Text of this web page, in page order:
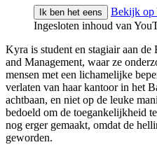
Ik ben het eens
Bekijk op
Ingesloten inhoud van
Kyra is student en stagiair aan
and Management, waar ze
mensen met een lichamelijke
verlaten van haar kantoor in het
achtbaan, en niet op de leuke
bedoeld om de toegankelijkheid
nog erger gemaakt, omdat de
geworden.